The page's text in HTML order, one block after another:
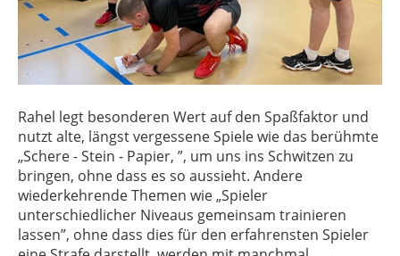
Rahel legt besonderen Wert auf den Spaßfaktor und
nutzt alte, längst vergessene Spiele wie das berühmte
„Schere - Stein - Papier, ”, um uns ins Schwitzen zu
bringen, ohne dass es so aussieht. Andere
wiederkehrende Themen wie „Spieler
unterschiedlicher Niveaus gemeinsam trainieren
lassen”, ohne dass dies für den erfahrensten Spieler